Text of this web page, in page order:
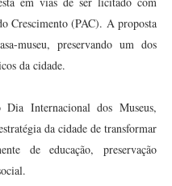
Crescimento (PAC). A proposta
museu, preservando um dos
da cidade.
Dia Internacional dos Museus,
da cidade de transformar
de educação, preservação